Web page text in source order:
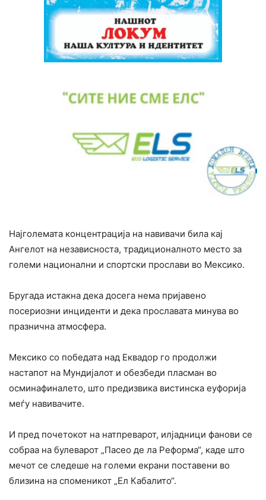
Најголемата концентрација на навивачи била кај
Ангелот на независноста, традиционалното место за
големи национални и спортски прослави во Мексико.
Бругада истакна дека досега нема пријавено
посериозни инциденти и дека прославата минува во
празнична атмосфера.
Мексико со победата над Еквадор го продолжи
настапот на Мундијалот и обезбеди пласман во
осминафиналето, што предизвика вистинска еуфорија
меѓу навивачите.
И пред почетокот на натпреварот, илјадници фанови се
собраа на булеварот „Пасео де ла Реформа“, каде што
мечот се следеше на големи екрани поставени во
близина на споменикот „Ел Кабалито“.